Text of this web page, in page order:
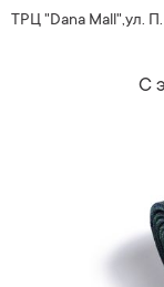
ТРЦ "Dana Mall",ул.
С